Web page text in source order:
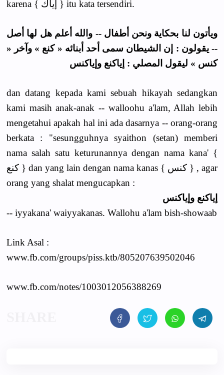
karena { إياك } itu kata tersendiri.
ويأتون لنا بحكاية ونحن أطفال -- والله أعلم هل لها أصل
-- يقولون : إن الشيطان سمى أحد أبنائه « كنع » وآخر «
كنس » ليقول المصلي : إياكنع وإياكنس
dan datang kepada kami sebuah hikayah sedangkan
kami masih anak-anak -- walloohu a'lam, Allah lebih
mengetahui apakah hal ini ada dasarnya -- orang-orang
berkata : "sesungguhnya syaithon (setan) memberi
nama salah satu keturunannya dengan nama kana' {
كنع } dan yang lain dengan nama kanas { كنس } , agar
orang yang shalat mengucapkan :
إياكنع وإياكنس
-- iyyakana' waiyyakanas. Wallohu a'lam bish-showaab
Link Asal :
www.fb.com/groups/piss.ktb/805207639502046
www.fb.com/notes/1003012056388269